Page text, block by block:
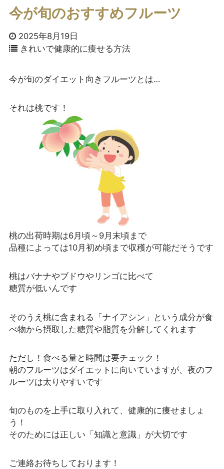
今が旬のおすすめフルーツ
2025年8月19日
きれいで健康的に痩せる方法
今が旬のダイエット向きフルーツとは…
それは桃です！
桃の出荷時期は6月頃～9月末頃まで
品種によっては10月初め頃まで収穫が可能だそうです
桃はバナナやブドウやリンゴに比べて
糖質が低いんです
そのうえ桃に含まれる「ナイアシン」という成分が食
べ物から摂取した糖質や脂質を分解してくれます
ただし！食べる量と時間は要チェック！
朝のフルーツはダイエットに向いていますが、夜のフ
ルーツは太りやすいです
旬のものを上手に取り入れて、健康的に痩せましょ
う！
そのためには正しい「知識と意識」が大切です
ご連絡お待ちしております！